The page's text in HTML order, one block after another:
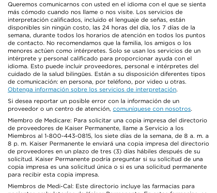
Queremos comunicarnos con usted en el idioma con el que se sienta
más cómodo cuando nos llame o nos visite. Los servicios de
interpretación calificados, incluido el lenguaje de señas, están
disponibles sin ningún costo, las 24 horas del día, los 7 días de la
semana, durante todos los horarios de atención en todos los puntos
de contacto. No recomendamos que la familia, los amigos o los
menores actúen como intérpretes. Solo se usan los servicios de un
intérprete y personal calificado para proporcionar ayuda con el
idioma. Esto puede incluir proveedores, personal e intérpretes del
cuidado de la salud bilingües. Están a su disposición diferentes tipos
de comunicación: en persona, por teléfono, por video u otras.
Obtenga información sobre los servicios de interpretación.
Si desea reportar un posible error con la información de un
proveedor o un centro de atención, comuníquese con nosotros.
Miembro de Medicare: Para solicitar una copia impresa del directorio
de proveedores de Kaiser Permanente, llame a Servicio a los
Miembros al 1-800-443-0815, los siete días de la semana, de 8 a. m. a
8 p. m. Kaiser Permanente le enviará una copia impresa del directorio
de proveedores en un plazo de tres (3) días hábiles después de su
solicitud. Kaiser Permanente podría preguntar si su solicitud de una
copia impresa es una solicitud única o si es una solicitud permanente
para recibir esta copia impresa.
Miembros de Medi-Cal: Este directorio incluye las farmacias para